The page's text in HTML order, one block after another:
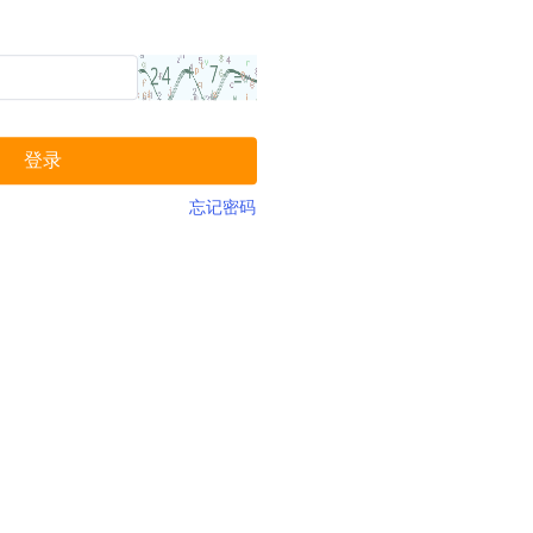
登录
忘记密码